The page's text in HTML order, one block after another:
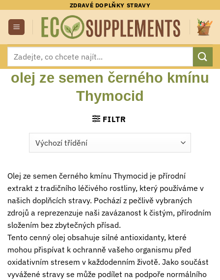
obsah
ZDRAVÉ DOPLŇKY STRAVY
Hledat:
olej ze semen černého kmínu
Thymocid
FILTR
Olej ze semen černého kmínu Thymocid je přírodní
extrakt z tradičního léčivého rostliny, který používáme v
našich doplňcích stravy. Pochází z pečlivě vybraných
zdrojů a reprezenzuje naši zavázanost k čistým, přírodním
složením bez zbytečných přísad.
Tento cenný olej obsahuje silné antioxidanty, které
mohou přispívat k ochranně vašeho organismu před
oxidativním stresem v každodenním životě. Jako součást
vyvážené stravy se může podílet na podpoře normálního